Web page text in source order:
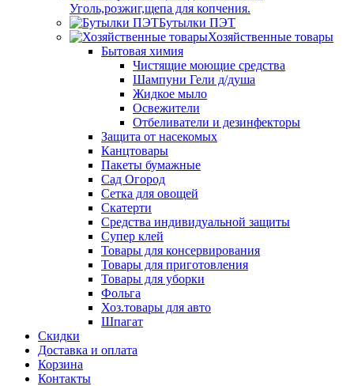
Уголь,розжиг,щепа для копчения.
Бутылки ПЭТ
Хозяйственные товары
Бытовая химия
Чистящие моющие средства
Шампуни Гели д/душа
Жидкое мыло
Освежители
Отбеливатели и дезинфекторы
Защита от насекомых
Канцтовары
Пакеты бумажные
Сад Огород
Сетка для овощей
Скатерти
Средства индивидуальной защиты
Супер клей
Товары для консервирования
Товары для приготовления
Товары для уборки
Фольга
Хоз.товары для авто
Шпагат
Скидки
Доставка и оплата
Корзина
Контакты